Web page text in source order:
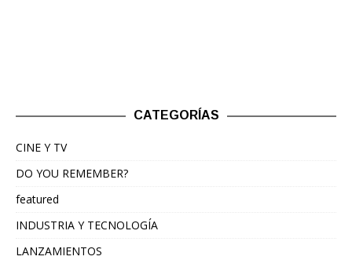
CATEGORÍAS
CINE Y TV
DO YOU REMEMBER?
featured
INDUSTRIA Y TECNOLOGÍA
LANZAMIENTOS